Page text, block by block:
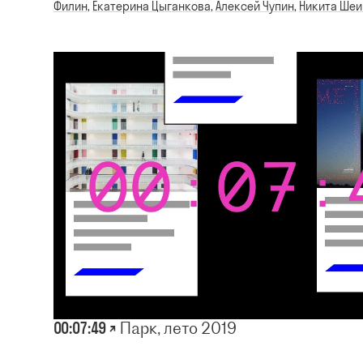
Филин, Екатерина Цыганкова,Алексей Чупин, Никита
00:07:49 ↗ Парк, лето 2019